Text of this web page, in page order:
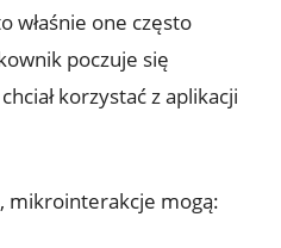
właśnie one często
poczuje się
korzystać z aplikacji
mikrointerakcje mogą: